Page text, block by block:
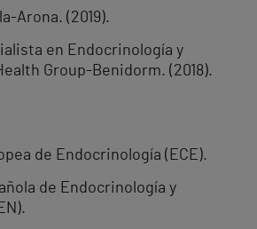
Arona. (2019).
en Endocrinología y
Group-Benidorm. (2018).
de Endocrinología (ECE).
de Endocrinología y